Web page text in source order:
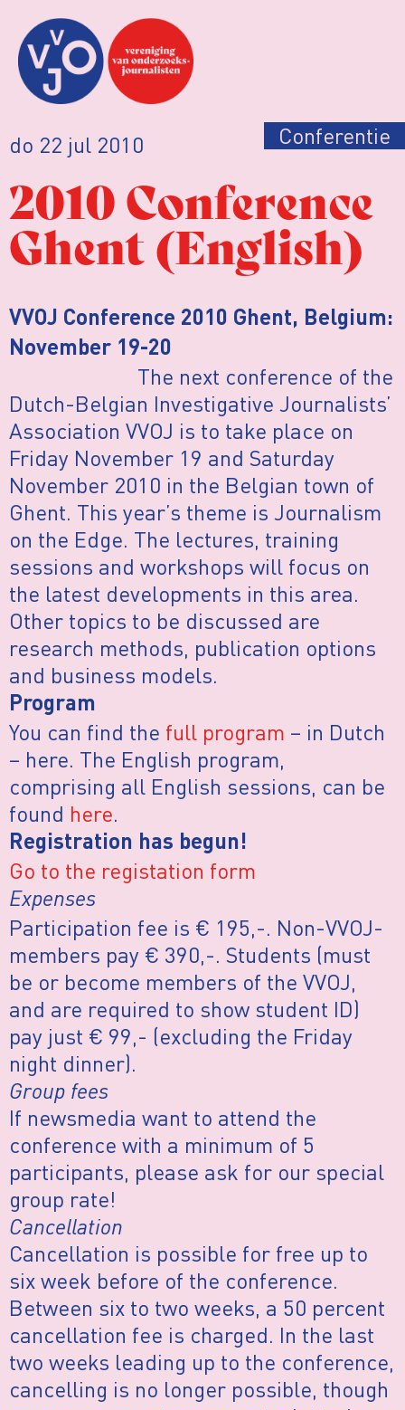
do 22 jul 2010 Conferentie
2010 Conference
Ghent (English)
VVOJ Conference 2010 Ghent, Belgium:
November 19-20
The next conference of the
Dutch-Belgian Investigative Journalists’
Association VVOJ is to take place on
Friday November 19 and Saturday
November 2010 in the Belgian town of
Ghent. This year’s theme is Journalism
on the Edge. The lectures, training
sessions and workshops will focus on
the latest developments in this area.
Other topics to be discussed are
research methods, publication options
and business models.
Program
You can find the full program – in Dutch
– here. The English program,
comprising all English sessions, can be
found here.
Registration has begun!
Go to the registation form
Expenses
Participation fee is € 195,-. Non-VVOJ-
members pay € 390,-. Students (must
be or become members of the VVOJ,
and are required to show student ID)
pay just € 99,- (excluding the Friday
night dinner).
Group fees
If newsmedia want to attend the
conference with a minimum of 5
participants, please ask for our special
group rate!
Cancellation
Cancellation is possible for free up to
six week before of the conference.
Between six to two weeks, a 50 percent
cancellation fee is charged. In the last
two weeks leading up to the conference,
cancelling is no longer possible, though